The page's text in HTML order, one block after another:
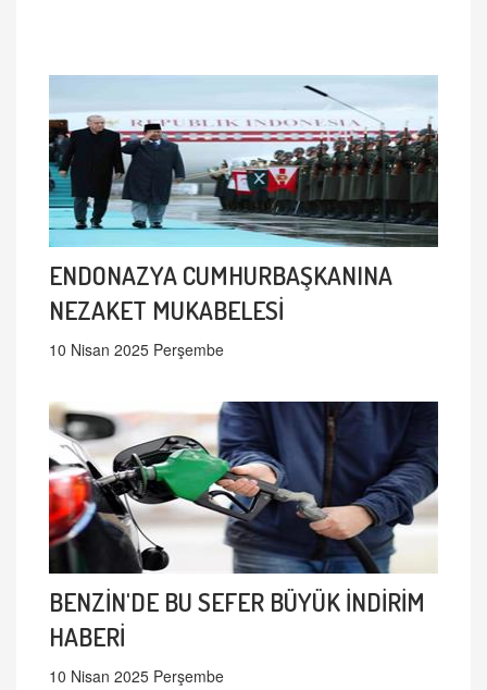
ENDONAZYA CUMHURBAŞKANINA
NEZAKET MUKABELESİ
10 Nisan 2025 Perşembe
BENZİN'DE BU SEFER BÜYÜK İNDİRİM
HABERİ
10 Nisan 2025 Perşembe